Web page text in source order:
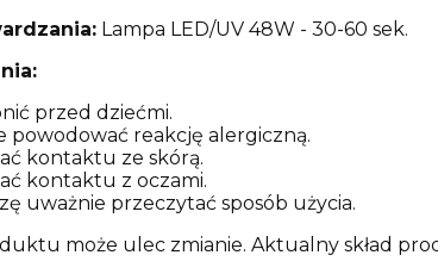
Lampa LED/UV 48W - 30-60 sek.
przed dziećmi.
powodować reakcję alergiczną.
kontaktu ze skórą.
kontaktu z oczami.
uważnie przeczytać sposób użycia.
może ulec zmianie. Aktualny skład